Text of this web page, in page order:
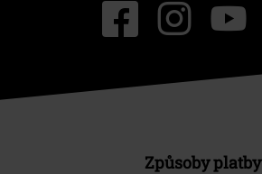
Způsoby platby